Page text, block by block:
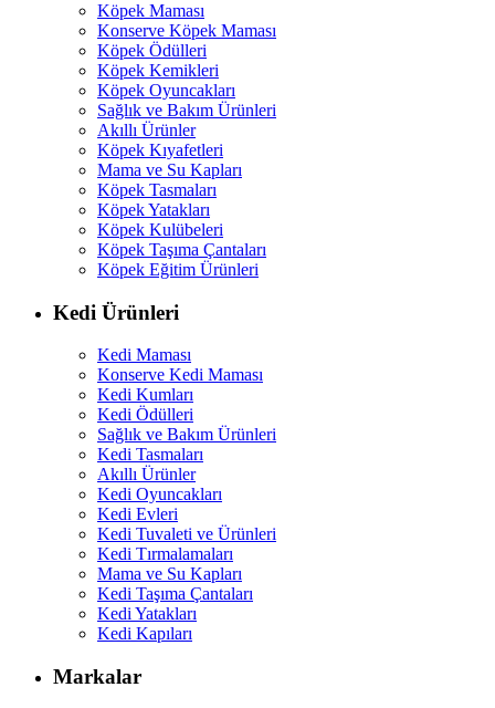
Köpek Maması
Konserve Köpek Maması
Köpek Ödülleri
Köpek Kemikleri
Köpek Oyuncakları
Sağlık ve Bakım Ürünleri
Akıllı Ürünler
Köpek Kıyafetleri
Mama ve Su Kapları
Köpek Tasmaları
Köpek Yatakları
Köpek Kulübeleri
Köpek Taşıma Çantaları
Köpek Eğitim Ürünleri
Kedi Ürünleri
Kedi Maması
Konserve Kedi Maması
Kedi Kumları
Kedi Ödülleri
Sağlık ve Bakım Ürünleri
Kedi Tasmaları
Akıllı Ürünler
Kedi Oyuncakları
Kedi Evleri
Kedi Tuvaleti ve Ürünleri
Kedi Tırmalamaları
Mama ve Su Kapları
Kedi Taşıma Çantaları
Kedi Yatakları
Kedi Kapıları
Markalar